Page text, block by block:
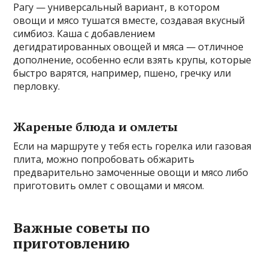
Рагу — универсальный вариант, в котором
овощи и мясо тушатся вместе, создавая вкусный
симбиоз. Каша с добавлением
дегидратированных овощей и мяса — отличное
дополнение, особенно если взять крупы, которые
быстро варятся, например, пшено, гречку или
перловку.
Жареные блюда и омлеты
Если на маршруте у тебя есть горелка или газовая
плита, можно попробовать обжарить
предварительно замоченные овощи и мясо либо
приготовить омлет с овощами и мясом.
Важные советы по
приготовлению